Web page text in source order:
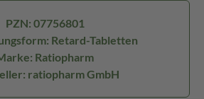
PZN: 07756801
Retard-Tabletten
Ratiopharm
ratiopharm GmbH